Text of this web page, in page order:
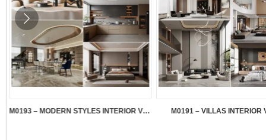
M0193 – MODERN STYLES INTERIOR VOL.5 M0191 – VILLAS INTERIOR